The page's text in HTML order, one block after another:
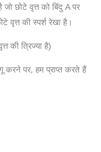
जो छोटे वृत्त को बिंदु A पर
वृत्त की स्पर्श रेखा है।
की त्रिज्या है)
करने पर, हम प्राप्त करते हैं